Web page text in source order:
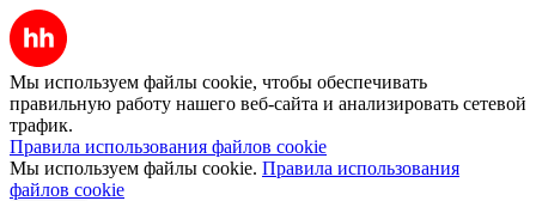
Мы используем файлы cookie, чтобы обеспечивать
правильную работу нашего веб-сайта и анализировать сетевой
трафик.
Правила использования файлов cookie
Мы используем файлы cookie. Правила использования
файлов cookie